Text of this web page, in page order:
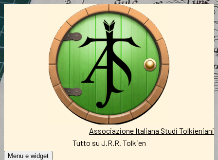
contenuto
Associazione Italiana Studi Tolkieniani
Tutto su J.R.R. Tolkien
Menu e widget